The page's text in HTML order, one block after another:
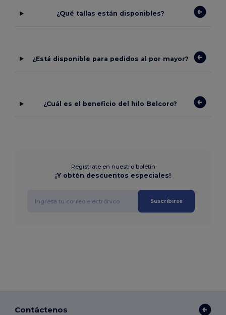
¿Qué tallas están disponibles?
¿Está disponible para pedidos al por mayor?
¿Cuál es el beneficio del hilo Belcoro?
Regístrate en nuestro boletín
¡Y obtén descuentos especiales!
Suscribirse
Contáctenos